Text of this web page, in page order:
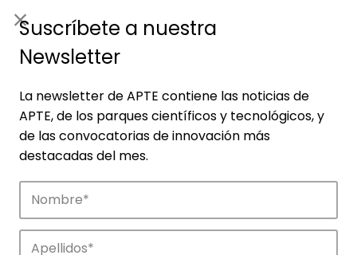
Noticias
Suscríbete a nuestra
Newsletter
La newsletter de APTE contiene las noticias de
APTE, de los parques científicos y tecnológicos, y
de las convocatorias de innovación más
destacadas del mes.